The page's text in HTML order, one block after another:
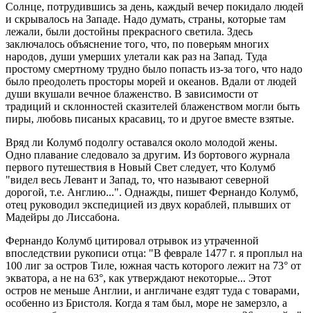
Солнце, потрудившись за день, каждый вечер покидало людей
и скрывалось на Западе. Надо думать, страны, которые там
лежали, были достойны прекрасного светила. Здесь
заключалось объяснение того, что, по поверьям многих
народов, души умерших улетали как раз на Запад. Туда
простому смертному трудно было попасть из-за того, что надо
было преодолеть просторы морей и океанов. Вдали от людей
души вкушали вечное блаженство. В зависимости от
традиций и склонностей сказителей блаженством могли быть
пиры, любовь писаных красавиц, то и другое вместе взятые.
Вряд ли Колумб подолгу оставался около молодой жены.
Одно плавание следовало за другим. Из бортового журнала
первого путешествия в Новый Свет следует, что Колумб
"видел весь Левант и Запад, то, что называют северной
дорогой, т.е. Англию...". Однажды, пишет Фернандо Колумб,
отец руководил экспедицией из двух кораблей, плывших от
Мадейры до Лиссабона.
Фернандо Колумб цитировал отрывок из утраченной
впоследствии рукописи отца: "В феврале 1477 г. я проплыл на
100 лиг за остров Тиле, южная часть которого лежит на 73° от
экватора, а не на 63°, как утверждают некоторые... Этот
остров не меньше Англии, и англичане ездят туда с товарами,
особенно из Бристоля. Когда я там был, море не замерзло, а